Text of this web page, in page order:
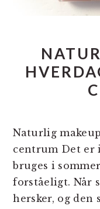
Naturlig
centrum Det er
bruges i
forståeligt. Når
hersker, og den